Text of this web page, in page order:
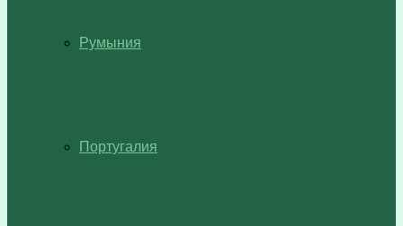
Румыния
Португалия